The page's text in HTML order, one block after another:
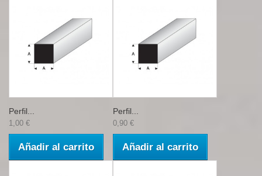
Perfil...
1,00 €
Añadir al carrito
Perfil...
0,90 €
Añadir al carrito